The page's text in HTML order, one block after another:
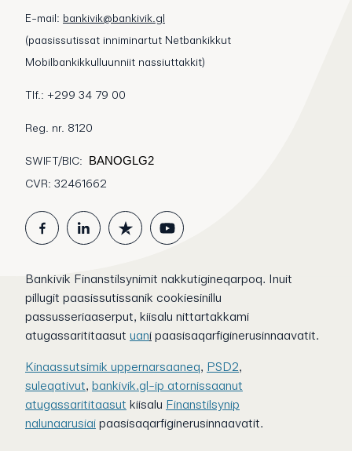
E-mail: bankivik@bankivik.gl
(paasissutissat inniminartut Netbankikkut
Mobilbankikkulluunniit nassiuttakkit)
Tlf.: +299 34 79 00
Reg. nr. 8120
SWIFT/BIC:
BANOGLG2
CVR: 32461662
Bankivik Finanstilsynimit nakkutigineqarpoq. Inuit
pillugit paasissutissanik cookiesinillu
passusseriaaserput, kiisalu nittartakkami
atugassarititaasut uani paasisaqarfiginerusinnaavatit.
Kinaassutsimik uppernarsaaneq, PSD2,
suleqativut, bankivik.gl-ip atornissaanut
atugassarititaasut kiisalu Finanstilsynip
nalunaarusiai paasisaqarfiginerusinnaavatit.